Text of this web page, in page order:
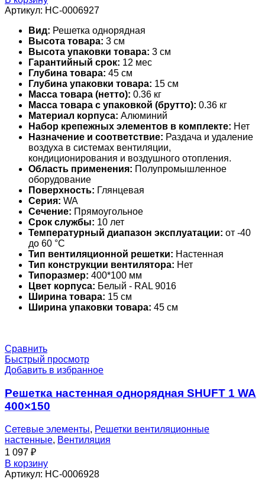
Артикул: НС-0006927
Вид: Решетка однорядная
Высота товара: 3 см
Высота упаковки товара: 3 см
Гарантийный срок: 12 мес
Глубина товара: 45 см
Глубина упаковки товара: 15 см
Масса товара (нетто): 0.36 кг
Масса товара с упаковкой (брутто): 0.36 кг
Материал корпуса: Алюминий
Набор крепежных элементов в комплекте: Нет
Назначение и соответствие: Раздача и удаление
воздуха в системах вентиляции,
кондиционирования и воздушного отопления.
Область применения: Полупромышленное
оборудование
Поверхность: Глянцевая
Серия: WA
Сечение: Прямоугольное
Срок службы: 10 лет
Температурный диапазон эксплуатации: от -40
до 60 °С
Тип вентиляционной решетки: Настенная
Тип конструкции вентилятора: Нет
Типоразмер: 400*100 мм
Цвет корпуса: Белый - RAL 9016
Ширина товара: 15 см
Ширина упаковки товара: 45 см
Сравнить
Быстрый просмотр
Добавить в избранное
Решетка настенная однорядная SHUFT 1 WA
400×150
Сетевые элементы, Решетки вентиляционные
настенные, Вентиляция
1 097 ₽
В корзину
Артикул: НС-0006928